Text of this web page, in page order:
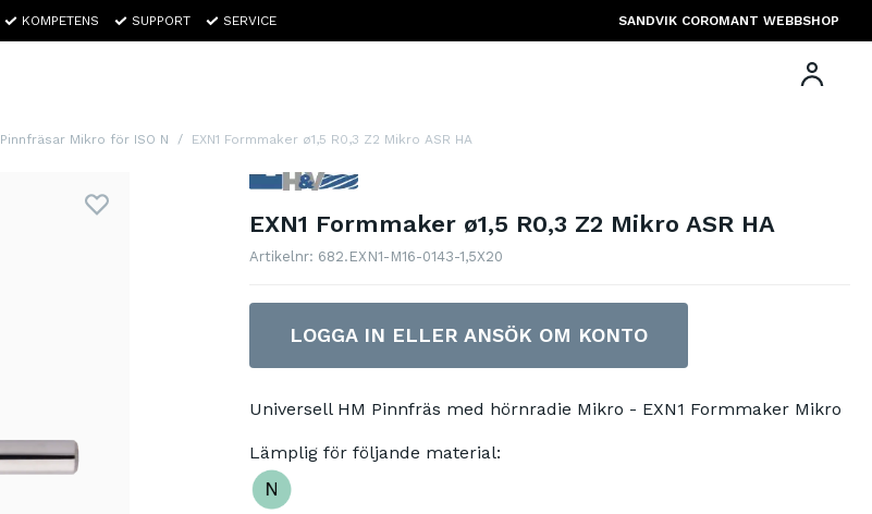
SANDVIK COROMANT WEBBSHOP
KOMPETENS SUPPORT SERVICE
Pinnfräsar Mikro för ISO N EXN1 Formmaker ø1,5 R0,3 Z2 Mikro ASR HA
EXN1 Formmaker ø1,5 R0,3 Z2 Mikro ASR HA
Artikelnr: 682.EXN1-M16-0143-1,5X20
LOGGA IN ELLER ANSÖK OM KONTO
Universell HM Pinnfräs med hörnradie Mikro - EXN1 Formmaker Mikro
Lämplig för följande material: